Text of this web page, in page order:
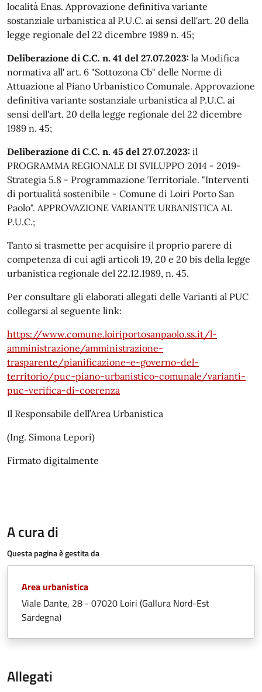
località Enas. Approvazione definitiva variante
sostanziale urbanistica al P.U.C. ai sensi dell'art. 20 della
legge regionale del 22 dicembre 1989 n. 45;
Deliberazione di C.C. n. 41 del 27.07.2023: la Modifica
normativa all' art. 6 "Sottozona Cb" delle Norme di
Attuazione al Piano Urbanistico Comunale. Approvazione
definitiva variante sostanziale urbanistica al P.U.C. ai
sensi dell'art. 20 della legge regionale del 22 dicembre
1989 n. 45;
Deliberazione di C.C. n. 45 del 27.07.2023: il
PROGRAMMA REGIONALE DI SVILUPPO 2014 - 2019-
Strategia 5.8 - Programmazione Territoriale. "Interventi
di portualità sostenibile - Comune di Loiri Porto San
Paolo". APPROVAZIONE VARIANTE URBANISTICA AL
P.U.C.;
Tanto si trasmette per acquisire il proprio parere di
competenza di cui agli articoli 19, 20 e 20 bis della legge
urbanistica regionale del 22.12.1989, n. 45.
Per consultare gli elaborati allegati delle Varianti al PUC
collegarsi al seguente link:
https://www.comune.loiriportosanpaolo.ss.it/l-
amministrazione/amministrazione-
trasparente/pianificazione-e-governo-del-
territorio/puc-piano-urbanistico-comunale/varianti-
puc-verifica-di-coerenza
Il Responsabile dell’Area Urbanistica
(Ing. Simona Lepori)
Firmato digitalmente
A cura di
Questa pagina è gestita da
Area urbanistica
Viale Dante, 28 - 07020 Loiri (Gallura Nord-Est
Sardegna)
Allegati